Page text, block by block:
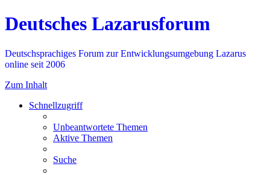
Deutsches Lazarusforum
Deutschsprachiges Forum zur Entwicklungsumgebung Lazarus
online seit 2006
Zum Inhalt
Schnellzugriff
Unbeantwortete Themen
Aktive Themen
Suche